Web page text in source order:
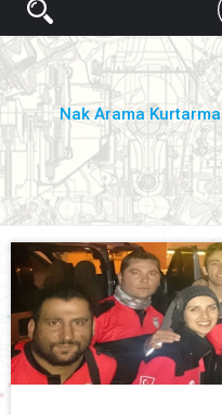
Nak Arama Kurtarma